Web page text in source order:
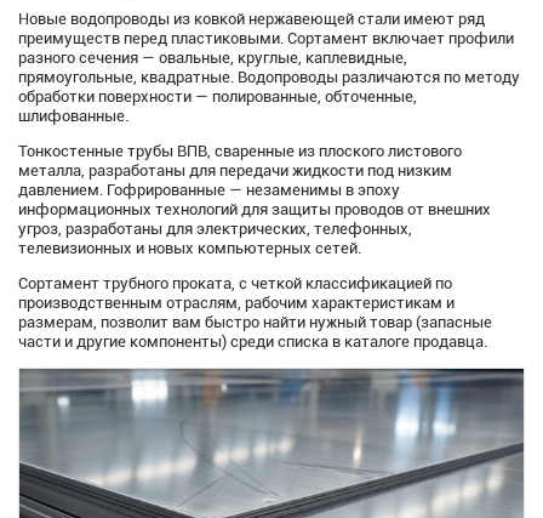
Новые водопроводы из ковкой нержавеющей стали имеют ряд
преимуществ перед пластиковыми. Сортамент включает профили
разного сечения — овальные, круглые, каплевидные,
прямоугольные, квадратные. Водопроводы различаются по методу
обработки поверхности — полированные, обточенные,
шлифованные.
Тонкостенные трубы ВПВ, сваренные из плоского листового
металла, разработаны для передачи жидкости под низким
давлением. Гофрированные — незаменимы в эпоху
информационных технологий для защиты проводов от внешних
угроз, разработаны для электрических, телефонных,
телевизионных и новых компьютерных сетей.
Сортамент трубного проката, с четкой классификацией по
производственным отраслям, рабочим характеристикам и
размерам, позволит вам быстро найти нужный товар (запасные
части и другие компоненты) среди списка в каталоге продавца.